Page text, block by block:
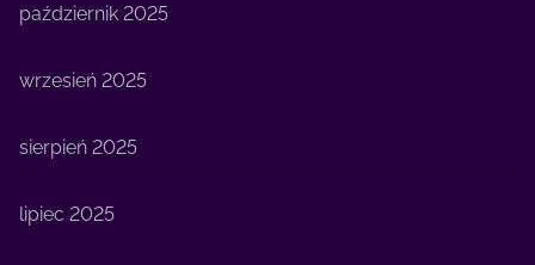
październik 2025
wrzesień 2025
sierpień 2025
lipiec 2025